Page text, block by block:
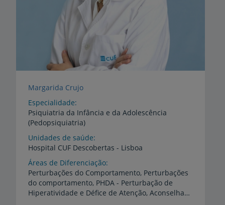
Margarida Crujo
Especialidade
Psiquiatria da Infância e da Adolescência
(Pedopsiquiatria)
Unidades de saúde
Hospital CUF Descobertas - Lisboa
Áreas de Diferenciação
Perturbações do Comportamento, Perturbações
do comportamento, PHDA - Perturbação de
Hiperatividade e Défice de Atenção, Aconselhamento parental, Alterações na Aprendizagem, Primeira Infância, Ansiedade, Depressão